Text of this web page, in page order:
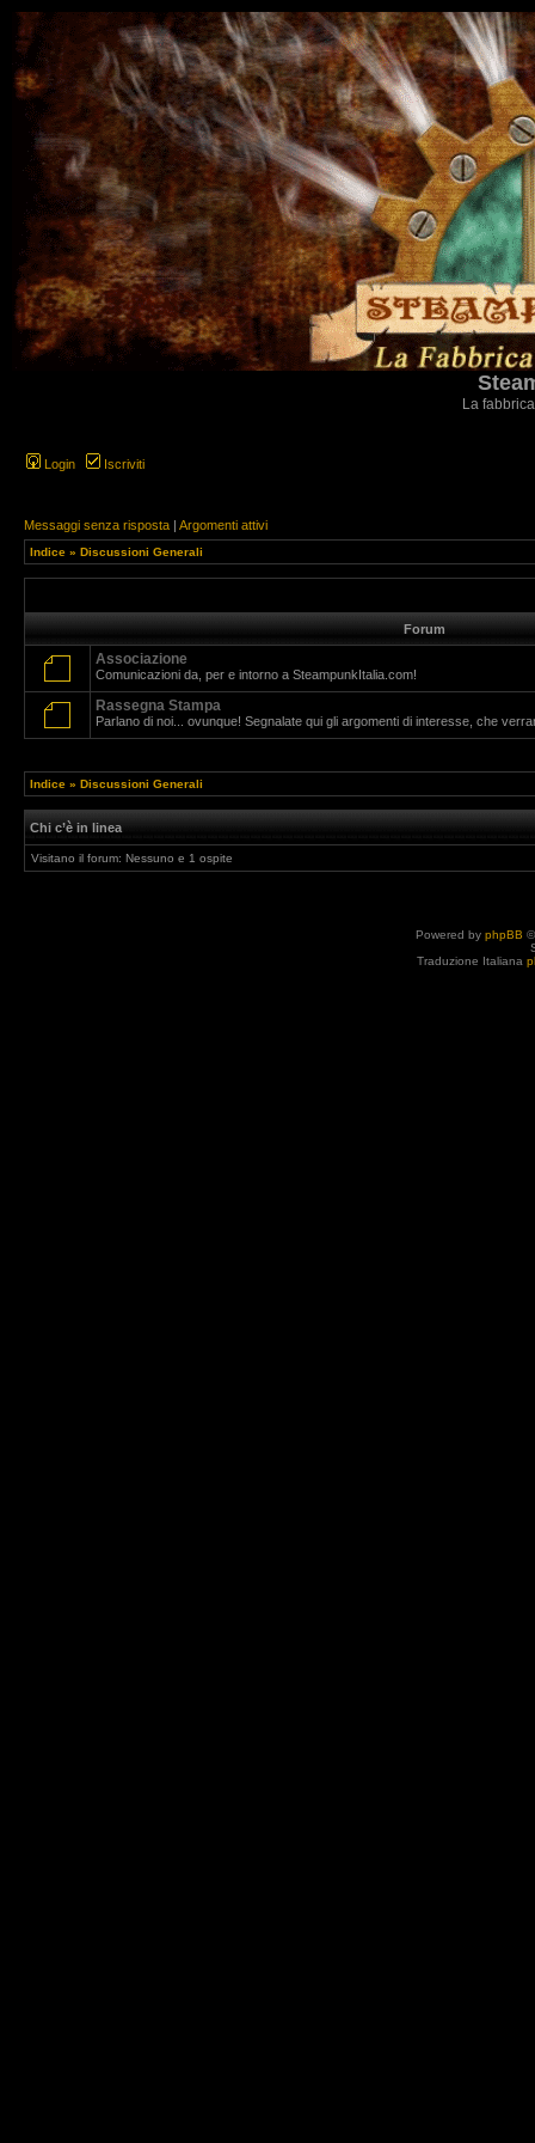
La
Login Iscriviti
Messaggi senza risposta | Argomenti attivi
Indice » Discussioni Generali
Forum
Associazione
Comunicazioni da, per e intorno a SteampunkItalia.com!
Rassegna Stampa
Parlano di noi... ovunque! Segnalate qui gli argomenti di interesse, che
Indice » Discussioni Generali
Chi c’è in linea
Visitano il forum: Nessuno e 1 ospite
Powered by phpBB
Traduzione Italiana